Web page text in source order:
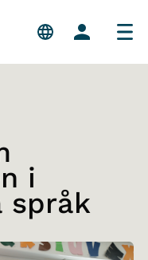
i
språk